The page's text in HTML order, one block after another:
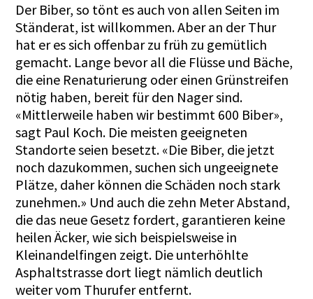
Der Biber, so tönt es auch von allen Seiten im
Ständerat, ist willkommen. Aber an der Thur
hat er es sich offenbar zu früh zu gemütlich
gemacht. Lange bevor all die Flüsse und Bäche,
die eine Renaturierung oder einen Grünstreifen
nötig haben, bereit für den Nager sind.
«Mittlerweile haben wir bestimmt 600 Biber»,
sagt Paul Koch. Die meisten geeigneten
Standorte seien besetzt. «Die Biber, die jetzt
noch dazukommen, suchen sich ungeeignete
Plätze, daher können die Schäden noch stark
zunehmen.» Und auch die zehn Meter Abstand,
die das neue Gesetz fordert, garantieren keine
heilen Äcker, wie sich beispielsweise in
Kleinandelfingen zeigt. Die unterhöhlte
Asphaltstrasse dort liegt nämlich deutlich
weiter vom Thurufer entfernt.